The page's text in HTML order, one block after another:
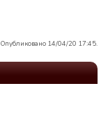
Опубликовано 14/04/20 17:45.